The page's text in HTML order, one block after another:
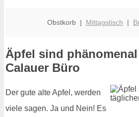
Obstkorb | Mittagstisch |
Äpfel sind
Calauer Büro
Der gute alte Apfel, werden
viele sagen. Ja und Nein! Es